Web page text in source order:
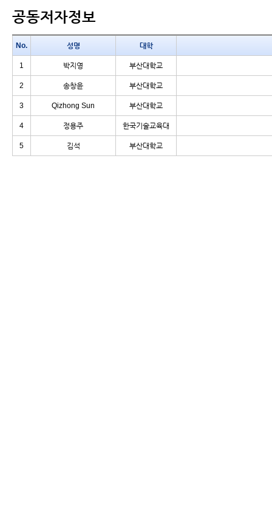
공동저자정보
No. 성명 대학
1 박지영 부산대학교
2 송창윤 부산대학교
3 Qizhong Sun 부산대학교
4 정용주 한국기술교육대
5 김석 부산대학교